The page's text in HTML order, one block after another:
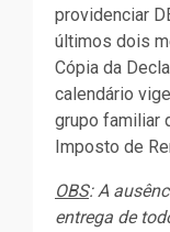
providenciar
últimos dois
Cópia da
calendário
grupo familiar
Imposto de
OBS: A
entrega de